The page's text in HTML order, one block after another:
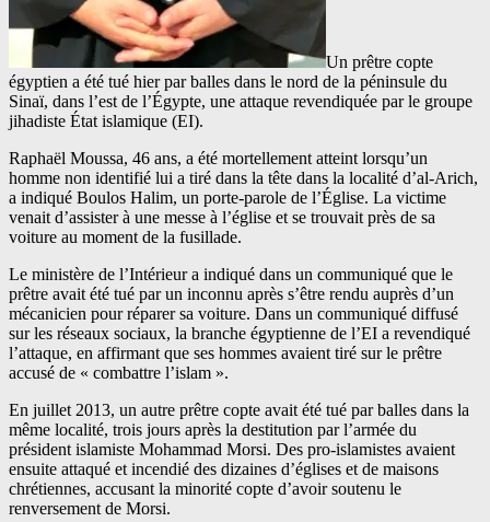
Un prêtre copte
égyptien a été tué hier par balles dans le nord de la péninsule du
Sinaï, dans l’est de l’Égypte, une attaque revendiquée par le groupe
jihadiste État islamique (EI).
Raphaël Moussa, 46 ans, a été mortellement atteint lorsqu’un
homme non identifié lui a tiré dans la tête dans la localité d’al-Arich,
a indiqué Boulos Halim, un porte-parole de l’Église. La victime
venait d’assister à une messe à l’église et se trouvait près de sa
voiture au moment de la fusillade.
Le ministère de l’Intérieur a indiqué dans un communiqué que le
prêtre avait été tué par un inconnu après s’être rendu auprès d’un
mécanicien pour réparer sa voiture. Dans un communiqué diffusé
sur les réseaux sociaux, la branche égyptienne de l’EI a revendiqué
l’attaque, en affirmant que ses hommes avaient tiré sur le prêtre
accusé de « combattre l’islam ».
En juillet 2013, un autre prêtre copte avait été tué par balles dans la
même localité, trois jours après la destitution par l’armée du
président islamiste Mohammad Morsi. Des pro-islamistes avaient
ensuite attaqué et incendié des dizaines d’églises et de maisons
chrétiennes, accusant la minorité copte d’avoir soutenu le
renversement de Morsi.